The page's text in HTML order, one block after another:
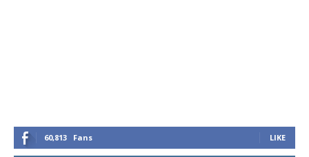
60,813 Fans LIKE